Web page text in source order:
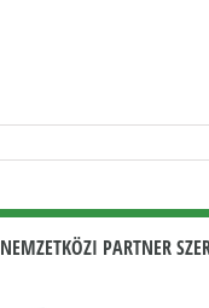
NEMZETKÖZI PARTNER